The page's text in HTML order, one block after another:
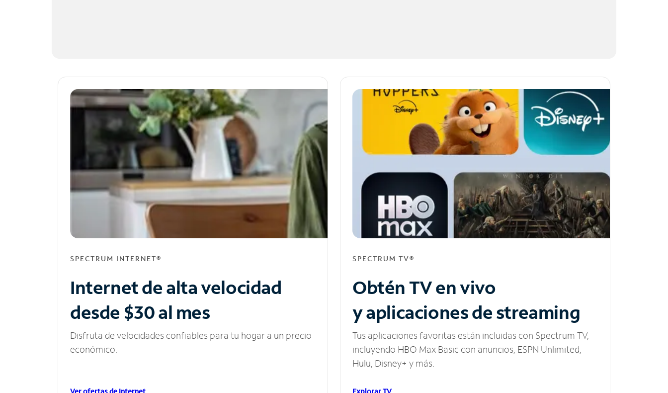
SPECTRUM INTERNET®
Internet de alta velocidad
desde $30 al mes
Disfruta de velocidades confiables para tu hogar a un precio
económico.
SPECTRUM TV®
Obtén TV en vivo
y aplicaciones de streaming
Tus aplicaciones favoritas están incluidas con Spectrum TV,
incluyendo HBO Max Basic con anuncios, ESPN Unlimited,
Hulu, Disney+ y más.